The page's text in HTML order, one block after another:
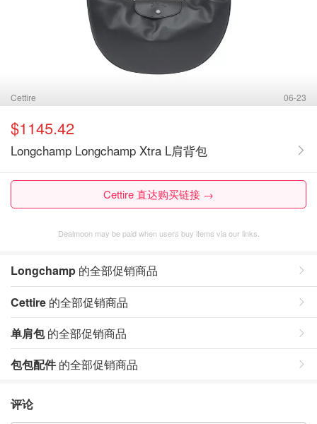
Cettire 06-23
$1145.42
Longchamp Longchamp Xtra L肩背包
Cettire 直达购买链接 →
Dealmoon may be paid when users buy items via our links.
Longchamp 的全部促销商品
Cettire 的全部促销商品
单肩包的全部促销商品
包包配件的全部促销商品
评论